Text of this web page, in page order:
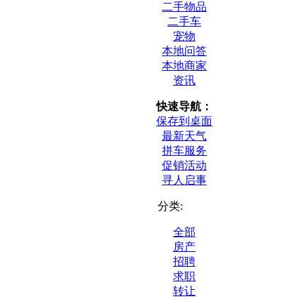
二手物品
二手车
宠物
本地问答
本地商家
资讯
快速导航：
保存到桌面
最新天气
拼车服务
促销活动
寻人启事
分类:
全部
房产
招聘
求职
转让